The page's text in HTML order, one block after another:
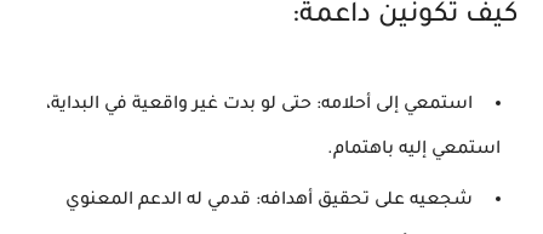
كيف تكونين داعمة:
استمعي إلى أحلامه: حتى لو بدت غير واقعية في البداية،
استمعي إليه باهتمام.
شجعيه على تحقيق أهدافه: قدمي له الدعم المعنوي